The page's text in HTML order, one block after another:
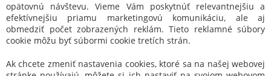
opätovnú návštevu. Vieme Vám poskytnúť relevantnejšiu a
efektívnejšiu priamu marketingovú komunikáciu, ale aj
obmedziť počet zobrazených reklám. Tieto reklamné súbory
cookie môžu byť súbormi cookie tretích strán.
Ak chcete zmeniť nastavenia cookies, ktoré sa na našej webovej